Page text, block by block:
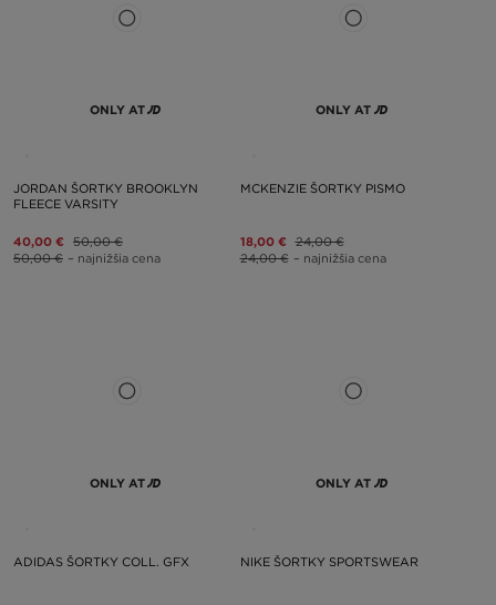
ONLY AT
JORDAN ŠORTKY BROOKLYN
FLEECE VARSITY
40,00 € 50,00 €
50,00 € – najnižšia cena
ONLY AT
MCKENZIE ŠORTKY PISMO
18,00 € 24,00 €
24,00 € – najnižšia cena
ONLY AT
ADIDAS ŠORTKY COLL. GFX
ONLY AT
NIKE ŠORTKY SPORTSWEAR